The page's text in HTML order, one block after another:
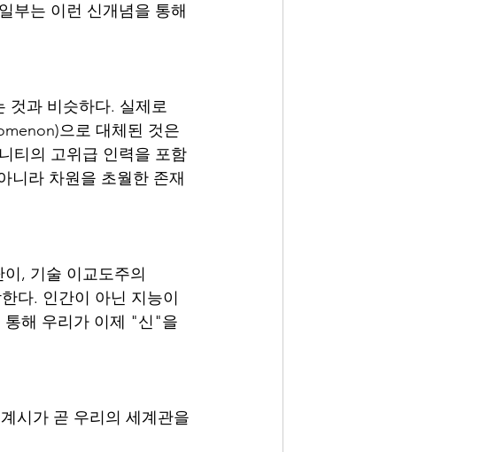
부는 이런 신개념을 통해
것과 비슷하다. 실제로
으로 대체된 것은
티의 고위급 인력을 포함
니라 차원을 초월한 존재
, 기술 이교도주의
다. 인간이 아닌 지능이
통해 우리가 이제 "신"을
시가 곧 우리의 세계관을